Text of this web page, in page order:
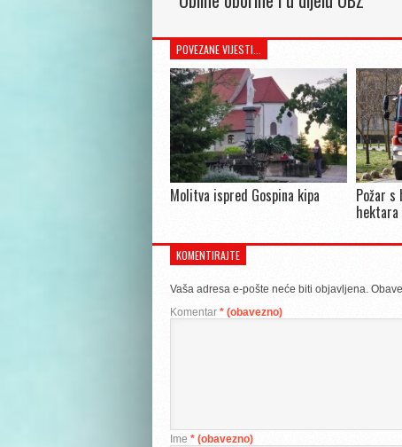
POVEZANE VIJESTI...
Molitva ispred Gospina kipa Požar
KOMENTIRAJTE
Vaša adresa e-pošte neće biti objavljena.
Komentar * (obavezno)
Ime * (obavezno)